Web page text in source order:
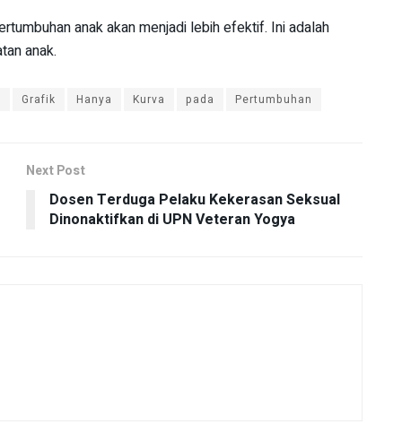
anak akan menjadi lebih efektif. Ini adalah
anak.
Grafik Hanya Kurva pada Pertumbuhan
Next Post
Dosen Terduga Pelaku Kekerasan Seksual
Dinonaktifkan di UPN Veteran Yogya